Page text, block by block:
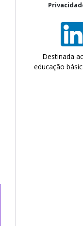
Destinada
educação